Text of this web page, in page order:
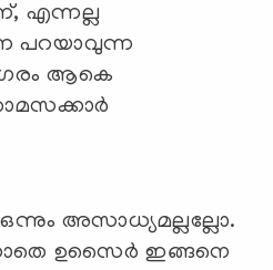
എന്നല്ല
പറയാവുന്ന
ആകെ
അസാധ്യമല്ലല്ലോ.
ഉസൈര്‍ ഇങ്ങനെ